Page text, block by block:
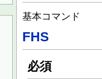
基本コマンド
FHS
必須